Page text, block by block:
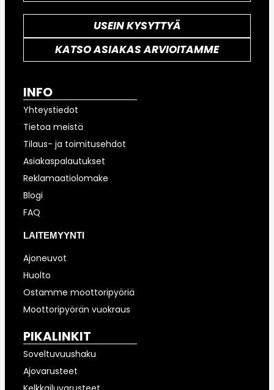
USEIN KYSYTTYÄ
KATSO ASIAKAS ARVIOITAMME
INFO
Yhteystiedot
Tietoa meistä
Tilaus- ja toimitusehdot
Asiakaspalautukset
Reklamaatiolomake
Blogi
FAQ
LAITEMYYNTI
Ajoneuvot
Huolto
Ostamme moottoripyöriä
Moottoripyörän vuokraus
PIKALINKIT
Soveltuvuushaku
Ajovarusteet